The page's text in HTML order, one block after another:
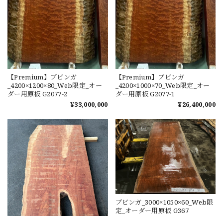
【Premium】ブビンガ
_4200×1200×80_Web限定_オー
ダー用原板 G2077-2
¥33,000,000
【Premium】ブビンガ
_4200×1000×70_Web限定_オー
ダー用原板 G2077-1
¥26,400,000
ブビンガ_3000×1050×60_Web限
定_オーダー用原板 G367